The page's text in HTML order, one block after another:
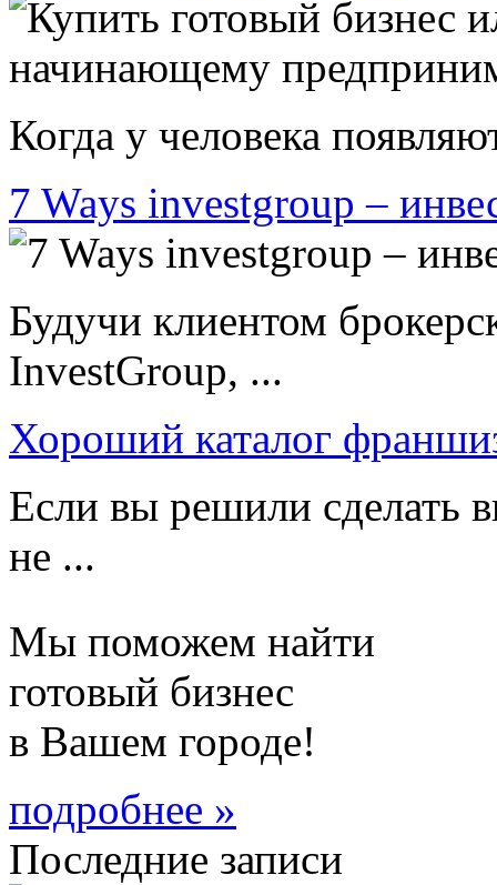
Когда у человека
7 Ways investgroup –
Будучи клиентом
InvestGroup, ...
Хороший каталог
Если вы решили сделать
не ...
Мы поможем найти
готовый бизнес
в Вашем городе!
подробнее »
Последние записи